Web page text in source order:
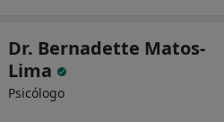
Dr. Bernadette Matos-
Lima
Psicólogo